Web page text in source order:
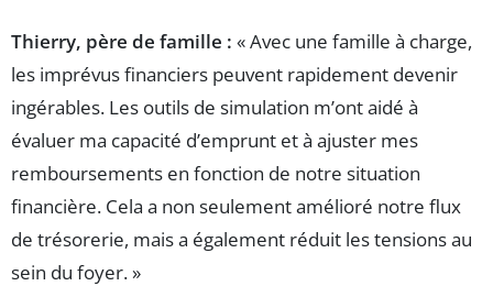
Thierry, père de famille : « Avec une famille à charge,
les imprévus financiers peuvent rapidement devenir
ingérables. Les outils de simulation m’ont aidé à
évaluer ma capacité d’emprunt et à ajuster mes
remboursements en fonction de notre situation
financière. Cela a non seulement amélioré notre flux
de trésorerie, mais a également réduit les tensions au
sein du foyer. »